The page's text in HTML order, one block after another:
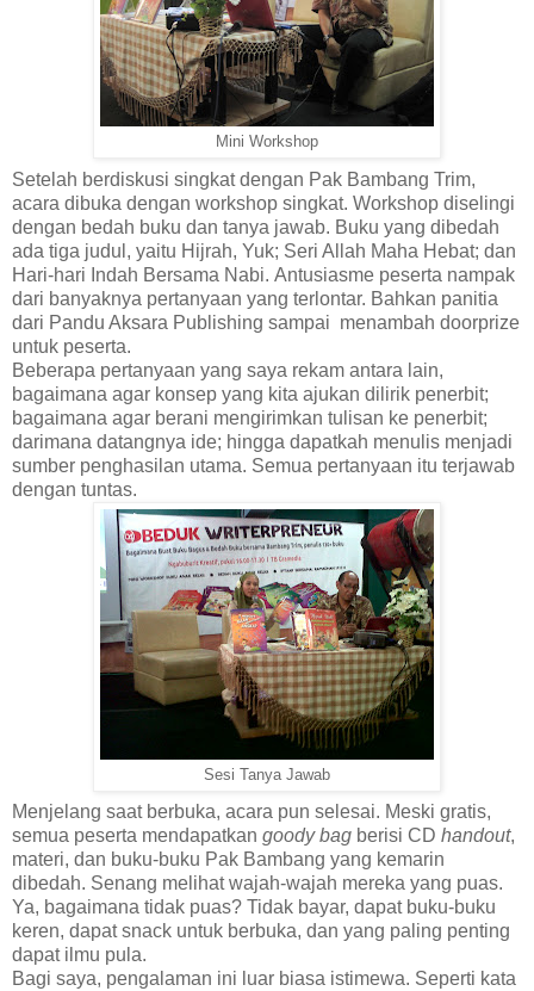
Mini Workshop
Setelah berdiskusi singkat dengan Pak Bambang Trim,
acara dibuka dengan workshop singkat. Workshop diselingi
dengan bedah buku dan tanya jawab. Buku yang dibedah
ada tiga judul, yaitu Hijrah, Yuk; Seri Allah Maha Hebat; dan
Hari-hari Indah Bersama Nabi. Antusiasme peserta nampak
dari banyaknya pertanyaan yang terlontar. Bahkan panitia
dari Pandu Aksara Publishing sampai menambah doorprize
untuk peserta.
Beberapa pertanyaan yang saya rekam antara lain,
bagaimana agar konsep yang kita ajukan dilirik penerbit;
bagaimana agar berani mengirimkan tulisan ke penerbit;
darimana datangnya ide; hingga dapatkah menulis menjadi
sumber penghasilan utama. Semua pertanyaan itu terjawab
dengan tuntas.
Sesi Tanya Jawab
Menjelang saat berbuka, acara pun selesai. Meski gratis,
semua peserta mendapatkan goody bag berisi CD handout,
materi, dan buku-buku Pak Bambang yang kemarin
dibedah. Senang melihat wajah-wajah mereka yang puas.
Ya, bagaimana tidak puas? Tidak bayar, dapat buku-buku
keren, dapat snack untuk berbuka, dan yang paling penting
dapat ilmu pula.
Bagi saya, pengalaman ini luar biasa istimewa. Seperti kata